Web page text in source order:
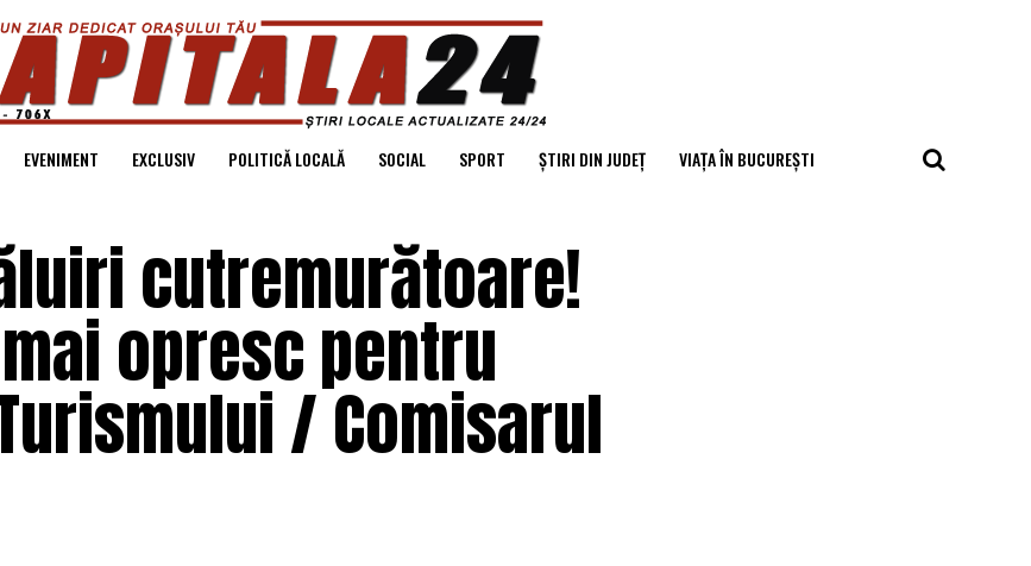
EVENIMENT EXCLUSIV POLITICĂ LOCALĂ SOCIAL SPORT ȘTIRI DIN JUDEȚ VIAȚA ÎN BUCUREȘTI
cutremurătoare!
opresc pentru
/ Comisarul